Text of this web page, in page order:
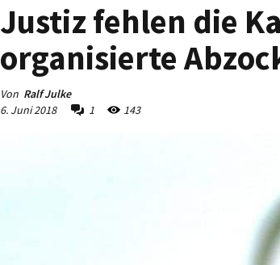
Justiz fehlen die
organisierte
Von Ralf Julke
6. Juni 2018
1 143